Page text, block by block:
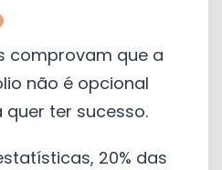
comprovam que a
não é opcional
ter sucesso.
20% das